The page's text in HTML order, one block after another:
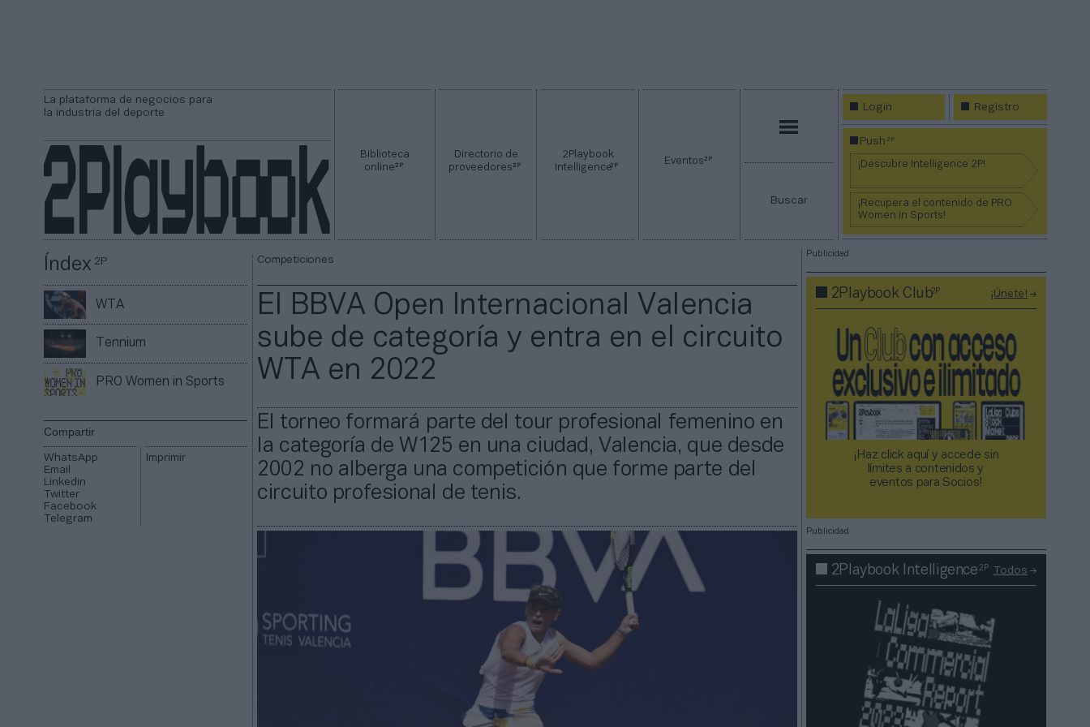
La plataforma de negocios para
la industria del deporte
Biblioteca
online2P
Directorio de
proveedores2P
2Playbook
Intelligence2P Eventos2P
Buscar
Login Registro
Push2P
¡Descubre Intelligence 2P!
¡Recupera el contenido de PRO
Women in Sports!
Índex2P
WTA
Tennium
PRO Women in Sports
Compartir
WhatsApp
Email
Linkedin
Twitter
Facebook
Telegram
Imprimir
Competiciones
El BBVA Open Internacional Valencia
sube de categoría y entra en el circuito
WTA en 2022
El torneo formará parte del tour profesional femenino en
la categoría de W125 en una ciudad, Valencia, que desde
2002 no alberga una competición que forme parte del
circuito profesional de tenis.
Publicidad
2Playbook Club2P ¡Únete!
¡Haz click aquí y accede sin
límites a contenidos y
eventos para Socios!​​​​​​​
Publicidad
2Playbook Intelligence2P Todos